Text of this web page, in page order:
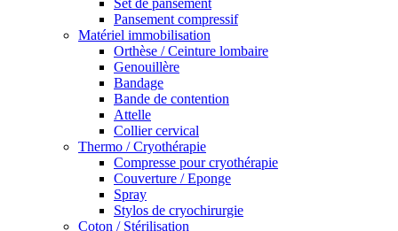
Set de pansement
Pansement compressif
Matériel immobilisation
Orthèse / Ceinture lombaire
Genouillère
Bandage
Bande de contention
Attelle
Collier cervical
Thermo / Cryothérapie
Compresse pour cryothérapie
Couverture / Eponge
Spray
Stylos de cryochirurgie
Coton / Stérilisation